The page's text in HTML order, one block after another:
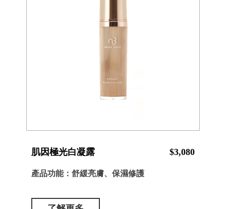
肌因極光白凝露 $3,080
產品功能：舒緩亮膚、保濕修護